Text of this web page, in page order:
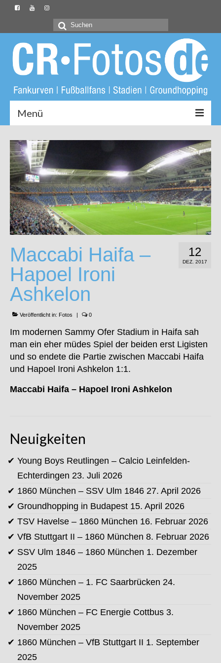
Suchen
Menü
Startseite
CR-Fotos.de
Groundliste
Fotos
Buch: Unter Löwen
12
DEZ. 2017
Maccabi Haifa –
Hapoel Ironi
Ashkelon
Veröffentlicht in: Fotos 0
Im modernen Sammy Ofer Stadium in Haifa sah
man ein eher müdes Spiel der beiden erst Ligisten
und so endete die Partie zwischen Maccabi Haifa
und Hapoel Ironi Ashkelon 1:1.
Maccabi Haifa – Hapoel Ironi Ashkelon
Neuigkeiten
Young Boys Reutlingen – Calcio Leinfelden-
Echterdingen 23. Juli 2026
1860 München – SSV Ulm 1846 27. April 2026
Groundhopping in Budapest 15. April 2026
TSV Havelse – 1860 München 16. Februar 2026
VfB Stuttgart II – 1860 München 8. Februar 2026
SSV Ulm 1846 – 1860 München 1. Dezember
2025
1860 München – 1. FC Saarbrücken 24.
November 2025
1860 München – FC Energie Cottbus 3.
November 2025
1860 München – VfB Stuttgart II 1. September
2025